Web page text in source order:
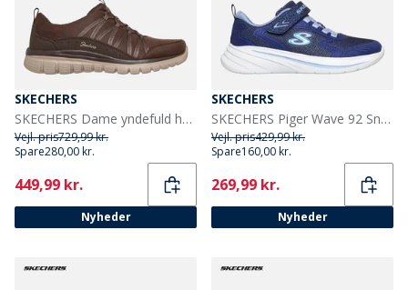
SKECHERS
SKECHERS Dame yndefuld hyggelig krammesneakers Brun
Vejl. pris729,99 kr.
Spare280,00 kr.
Current
449,99 kr.
Nyheder
SKECHERS
SKECHERS Piger Wave 92 Sneakers Navy
Vejl. pris429,99 kr.
Spare160,00 kr.
Current
269,99 kr.
Nyheder